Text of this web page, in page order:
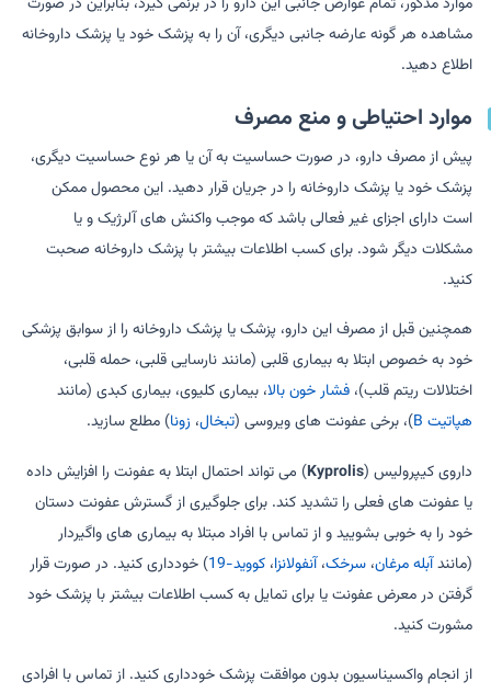
مشاهده هر گونه عارضه جانبی دیگری، آن را به پزشک خود یا پزشک داروخانه
اطلاع دهید.
موارد احتیاطی و منع مصرف
پیش از مصرف دارو، در صورت حساسیت به آن یا هر نوع حساسیت دیگری،
پزشک خود یا پزشک داروخانه را در جریان قرار دهید. این محصول ممکن
است دارای اجزای غیر فعالی باشد که موجب واکنش های آلرژیک و یا
مشکلات دیگر شود. برای کسب اطلاعات بیشتر با پزشک داروخانه صحبت
کنید.
همچنین قبل از مصرف این دارو، پزشک یا پزشک داروخانه را از سوابق پزشکی
خود به خصوص ابتلا به بیماری قلبی (مانند نارسایی قلبی، حمله قلبی،
اختلالات ریتم قلب)،فشار خون بالا، بیماری کلیوی، بیماری کبدی (مانند
هپاتیت B
)، برخی عفونت های ویروسی (تبخال، زونا) مطلع سازید.
داروی کیپرولیس (Kyprolis) می تواند احتمال ابتلا به عفونت را افزایش داده
یا عفونت های فعلی را تشدید کند. برای جلوگیری از گسترش عفونت دستان
خود را به خوبی بشویید و از تماس با افراد مبتلا به بیماری های واگیردار
(مانندآبله مرغان،سرخک،آنفولانزا،کووید-19
) خودداری کنید. در صورت قرار
گرفتن در معرض عفونت یا برای تمایل به کسب اطلاعات بیشتر با پزشک خود
مشورت کنید.
از انجام واکسیناسیون بدون موافقت پزشک خودداری کنید. از تماس با افرادی